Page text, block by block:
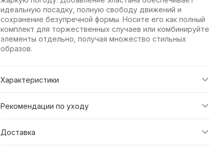
идеальную посадку, полную свободу движений и
сохранение безупречной формы. Носите его как полный
комплект для торжественных случаев или комбинируйте
элементы отдельно, получая множество стильных
образов.
Характеристики
Рекомендации по уходу
Доставка